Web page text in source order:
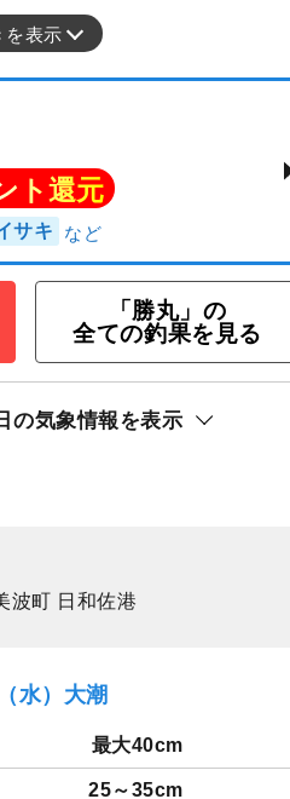
を表示
ン
「勝丸」の
全ての釣果を見る
の気象情報を表示
波町 日和佐港
水）大潮
最大40cm
25～35cm